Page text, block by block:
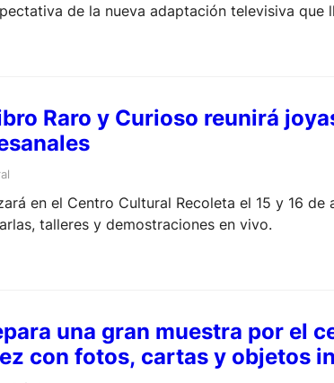
de la nueva adaptación televisiva que
Raro y Curioso reunirá
en el Centro Cultural Recoleta el 15 y 16 de
talleres y demostraciones en vivo.
una gran muestra por el
con fotos, cartas y objetos